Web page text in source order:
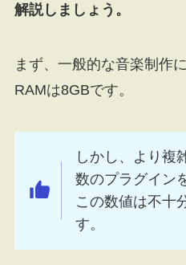
解説しましょう。
まず、一般的な音楽制作
RAMは8GBです。
しかし、より複
数のプラグイン
この数値は不十
す。